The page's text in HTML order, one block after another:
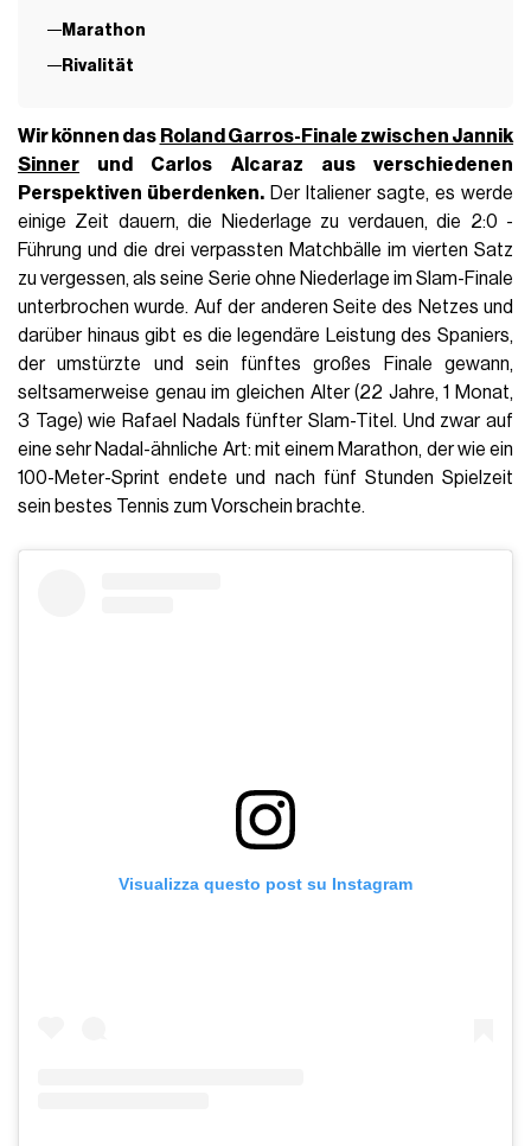
Marathon
Rivalität
Wir können das Roland Garros-Finale zwischen Jannik
Sinner und Carlos Alcaraz aus verschiedenen
Perspektiven überdenken. Der Italiener sagte, es werde
einige Zeit dauern, die Niederlage zu verdauen, die 2:0 -
Führung und die drei verpassten Matchbälle im vierten Satz
zu vergessen, als seine Serie ohne Niederlage im Slam-Finale
unterbrochen wurde. Auf der anderen Seite des Netzes und
darüber hinaus gibt es die legendäre Leistung des Spaniers,
der umstürzte und sein fünftes großes Finale gewann,
seltsamerweise genau im gleichen Alter (22 Jahre, 1 Monat,
3 Tage) wie Rafael Nadals fünfter Slam-Titel. Und zwar auf
eine sehr Nadal-ähnliche Art: mit einem Marathon, der wie ein
100-Meter-Sprint endete und nach fünf Stunden Spielzeit
sein bestes Tennis zum Vorschein brachte.
Visualizza questo post su Instagram